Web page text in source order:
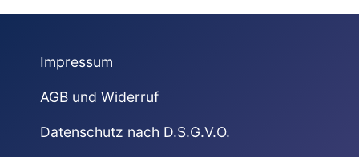
Impressum
AGB und Widerruf
Datenschutz nach D.S.G.V.O.